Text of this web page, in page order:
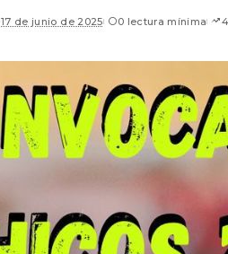
17 de junio de 2025 0 lectura mínima